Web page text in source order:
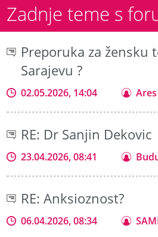
Zadnje teme s
Preporuka za žensku
Sarajevu ?
02.05.2026, 14:04 Ares
RE: Dr Sanjin Dekovic
23.04.2026, 08:41
RE: Anksioznost?
06.04.2026, 08:34